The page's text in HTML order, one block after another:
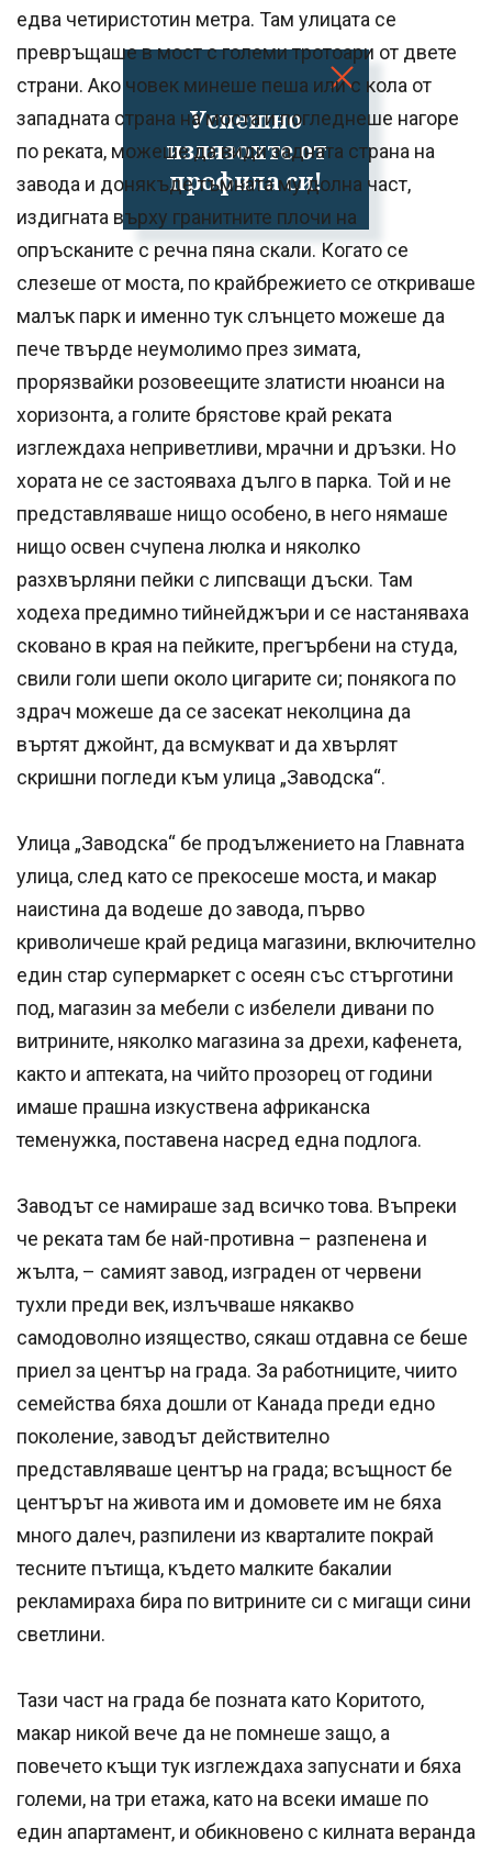
Успешно
излязохте от
профила си!
едва четиристотин метра. Там улицата се
превръщаше в мост с големи тротоари от двете
страни. Ако човек минеше пеша или с кола от
западната страна на моста и погледнеше нагоре
по реката, можеше да види задната страна на
завода и донякъде тъмната му долна част,
издигната върху гранитните плочи на
опръсканите с речна пяна скали. Когато се
слезеше от моста, по крайбрежието се откриваше
малък парк и именно тук слънцето можеше да
пече твърде неумолимо през зимата,
прорязвайки розовеещите златисти нюанси на
хоризонта, а голите брястове край реката
изглеждаха неприветливи, мрачни и дръзки. Но
хората не се застояваха дълго в парка. Той и не
представляваше нищо особено, в него нямаше
нищо освен счупена люлка и няколко
разхвърляни пейки с липсващи дъски. Там
ходеха предимно тийнейджъри и се настаняваха
сковано в края на пейките, прегърбени на студа,
свили голи шепи около цигарите си; понякога по
здрач можеше да се засекат неколцина да
въртят джойнт, да всмукват и да хвърлят
скришни погледи към улица „Заводска“.
Улица „Заводска“ бе продължението на Главната
улица, след като се прекосеше моста, и макар
наистина да водеше до завода, първо
криволичеше край редица магазини, включително
един стар супермаркет с осеян със стърготини
под, магазин за мебели с избелели дивани по
витрините, няколко магазина за дрехи, кафенета,
както и аптеката, на чийто прозорец от години
имаше прашна изкуствена африканска
теменужка, поставена насред една подлога.
Заводът се намираше зад всичко това. Въпреки
че реката там бе най-противна – разпенена и
жълта, – самият завод, изграден от червени
тухли преди век, излъчваше някакво
самодоволно изящество, сякаш отдавна се беше
приел за център на града. За работниците, чиито
семейства бяха дошли от Канада преди едно
поколение, заводът действително
представляваше център на града; всъщност бе
центърът на живота им и домовете им не бяха
много далеч, разпилени из кварталите покрай
тесните пътища, където малките бакалии
рекламираха бира по витрините си с мигащи сини
светлини.
Тази част на града бе позната като Коритото,
макар никой вече да не помнеше защо, а
повечето къщи тук изглеждаха запуснати и бяха
големи, на три етажа, като на всеки имаше по
един апартамент, и обикновено с килната веранда